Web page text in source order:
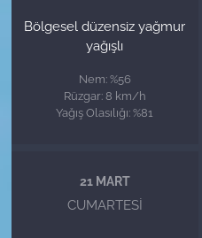
Bölgesel düzensiz yağmur
yağışlı
Nem: %56
Rüzgar: 8 km/h
Yağış Olasılığı: %81
21 MART
CUMARTESI